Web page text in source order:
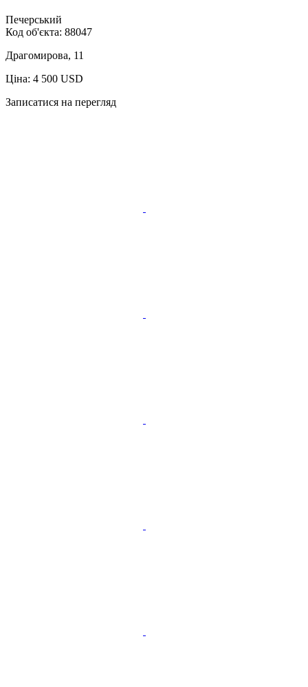
Печерський
Код об'єкта: 88047
Драгомирова, 11
Ціна: 4 500 USD
Записатися на перегляд